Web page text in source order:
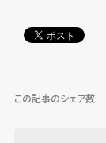
この記事のシェア数